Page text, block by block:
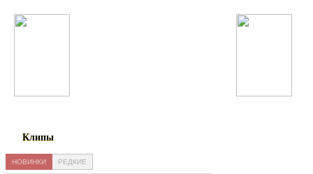
Клипы
НОВИНКИ РЕДКИЕ